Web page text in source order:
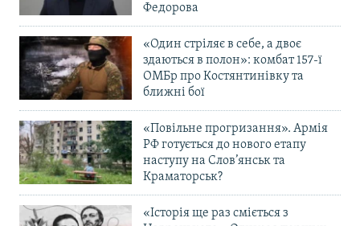
Федорова
«Один стріляє в себе, а двоє
здаються в полон»: комбат 157-ї
ОМБр про Костянтинівку та
ближні бої
«Повільне прогризання». Армія
РФ готується до нового етапу
наступу на Слов’янськ та
Краматорськ?
«Історія ще раз сміється з